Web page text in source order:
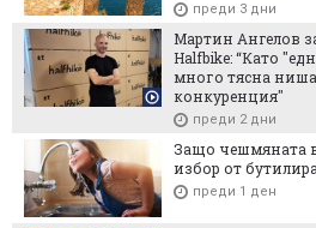
преди 3 дни
Мартин Ангелов
Halfbike: “Като
много тясна
конкуренция"
преди 2 дни
Защо чешмяната
избор от
преди 1 ден